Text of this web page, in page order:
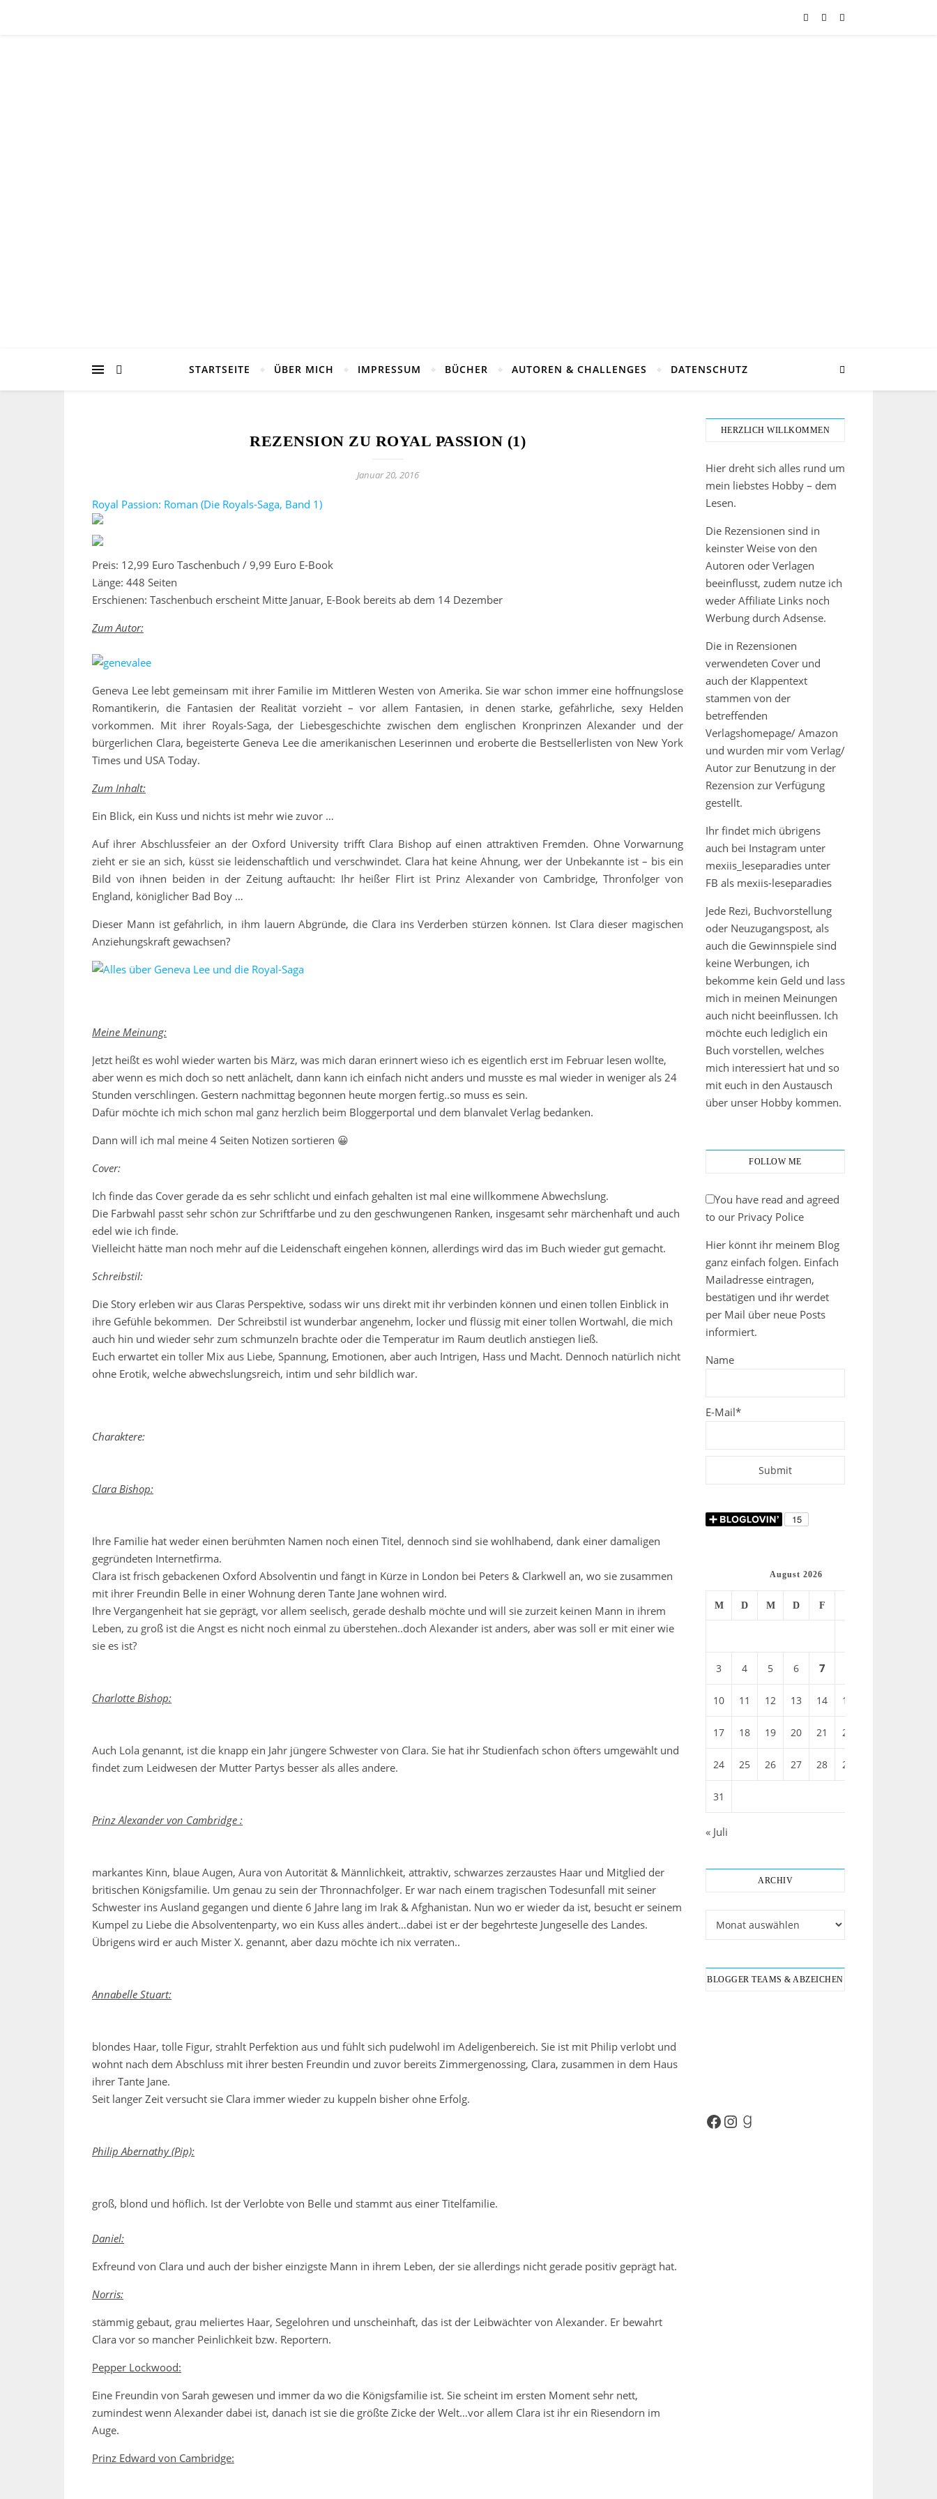
STARTSEITE ÜBER MICH IMPRESSUM BÜCHER AUTOREN & CHALLENGES DATENSCHUTZ
REZENSION ZU ROYAL PASSION (1)
Januar 20, 2016
Royal Passion: Roman (Die Royals-Saga, Band 1)
Preis: 12,99 Euro Taschenbuch / 9,99 Euro E-Book
Länge: 448 Seiten
Erschienen: Taschenbuch erscheint Mitte Januar, E-Book bereits ab dem 14 Dezember
Zum Autor:
Geneva Lee lebt gemeinsam mit ihrer Familie im Mittleren Westen von Amerika. Sie war schon immer eine hoffnungslose
Romantikerin, die Fantasien der Realität vorzieht – vor allem Fantasien, in denen starke, gefährliche, sexy Helden
vorkommen. Mit ihrer Royals-Saga, der Liebesgeschichte zwischen dem englischen Kronprinzen Alexander und der
bürgerlichen Clara, begeisterte Geneva Lee die amerikanischen Leserinnen und eroberte die Bestsellerlisten von New York
Times und USA Today.
Zum Inhalt:
Ein Blick, ein Kuss und nichts ist mehr wie zuvor …
Auf ihrer Abschlussfeier an der Oxford University trifft Clara Bishop auf einen attraktiven Fremden. Ohne Vorwarnung
zieht er sie an sich, küsst sie leidenschaftlich und verschwindet. Clara hat keine Ahnung, wer der Unbekannte ist – bis ein
Bild von ihnen beiden in der Zeitung auftaucht: Ihr heißer Flirt ist Prinz Alexander von Cambridge, Thronfolger von
England, königlicher Bad Boy …
Dieser Mann ist gefährlich, in ihm lauern Abgründe, die Clara ins Verderben stürzen können. Ist Clara dieser magischen
Anziehungskraft gewachsen?
Meine Meinung:
Jetzt heißt es wohl wieder warten bis März, was mich daran erinnert wieso ich es eigentlich erst im Februar lesen wollte,
aber wenn es mich doch so nett anlächelt, dann kann ich einfach nicht anders und musste es mal wieder in weniger als 24
Stunden verschlingen. Gestern nachmittag begonnen heute morgen fertig..so muss es sein.
Dafür möchte ich mich schon mal ganz herzlich beim Bloggerportal und dem blanvalet Verlag bedanken.
Dann will ich mal meine 4 Seiten Notizen sortieren 😀
Cover:
Ich finde das Cover gerade da es sehr schlicht und einfach gehalten ist mal eine willkommene Abwechslung.
Die Farbwahl passt sehr schön zur Schriftfarbe und zu den geschwungenen Ranken, insgesamt sehr märchenhaft und auch
edel wie ich finde.
Vielleicht hätte man noch mehr auf die Leidenschaft eingehen können, allerdings wird das im Buch wieder gut gemacht.
Schreibstil:
Die Story erleben wir aus Claras Perspektive, sodass wir uns direkt mit ihr verbinden können und einen tollen Einblick in
ihre Gefühle bekommen. Der Schreibstil ist wunderbar angenehm, locker und flüssig mit einer tollen Wortwahl, die mich
auch hin und wieder sehr zum schmunzeln brachte oder die Temperatur im Raum deutlich anstiegen ließ.
Euch erwartet ein toller Mix aus Liebe, Spannung, Emotionen, aber auch Intrigen, Hass und Macht. Dennoch natürlich nicht
ohne Erotik, welche abwechslungsreich, intim und sehr bildlich war.
Charaktere:
Clara Bishop:
Ihre Familie hat weder einen berühmten Namen noch einen Titel, dennoch sind sie wohlhabend, dank einer damaligen
gegründeten Internetfirma.
Clara ist frisch gebackenen Oxford Absolventin und fängt in Kürze in London bei Peters & Clarkwell an, wo sie zusammen
mit ihrer Freundin Belle in einer Wohnung deren Tante Jane wohnen wird.
Ihre Vergangenheit hat sie geprägt, vor allem seelisch, gerade deshalb möchte und will sie zurzeit keinen Mann in ihrem
Leben, zu groß ist die Angst es nicht noch einmal zu überstehen..doch Alexander ist anders, aber was soll er mit einer wie
sie es ist?
Charlotte Bishop:
Auch Lola genannt, ist die knapp ein Jahr jüngere Schwester von Clara. Sie hat ihr Studienfach schon öfters umgewählt und
findet zum Leidwesen der Mutter Partys besser als alles andere.
Prinz Alexander von Cambridge :
markantes Kinn, blaue Augen, Aura von Autorität & Männlichkeit, attraktiv, schwarzes zerzaustes Haar und Mitglied der
britischen Königsfamilie. Um genau zu sein der Thronnachfolger. Er war nach einem tragischen Todesunfall mit seiner
Schwester ins Ausland gegangen und diente 6 Jahre lang im Irak & Afghanistan. Nun wo er wieder da ist, besucht er seinem
Kumpel zu Liebe die Absolventenparty, wo ein Kuss alles ändert…dabei ist er der begehrteste Jungeselle des Landes.
Übrigens wird er auch Mister X. genannt, aber dazu möchte ich nix verraten..
Annabelle Stuart:
blondes Haar, tolle Figur, strahlt Perfektion aus und fühlt sich pudelwohl im Adeligenbereich. Sie ist mit Philip verlobt und
wohnt nach dem Abschluss mit ihrer besten Freundin und zuvor bereits Zimmergenossing, Clara, zusammen in dem Haus
ihrer Tante Jane.
Seit langer Zeit versucht sie Clara immer wieder zu kuppeln bisher ohne Erfolg.
Philip Abernathy (Pip):
groß, blond und höflich. Ist der Verlobte von Belle und stammt aus einer Titelfamilie.
Daniel:
Exfreund von Clara und auch der bisher einzigste Mann in ihrem Leben, der sie allerdings nicht gerade positiv geprägt hat.
Norris:
stämmig gebaut, grau meliertes Haar, Segelohren und unscheinhaft, das ist der Leibwächter von Alexander. Er bewahrt
Clara vor so mancher Peinlichkeit bzw. Reportern.
Pepper Lockwood:
Eine Freundin von Sarah gewesen und immer da wo die Königsfamilie ist. Sie scheint im ersten Moment sehr nett,
zumindest wenn Alexander dabei ist, danach ist sie die größte Zicke der Welt…vor allem Clara ist ihr ein Riesendorn im
Auge.
Prinz Edward von Cambridge:
HERZLICH WILLKOMMEN
Hier dreht sich alles rund um
mein liebstes Hobby – dem
Lesen.
Die Rezensionen sind in
keinster Weise von den
Autoren oder Verlagen
beeinflusst, zudem nutze ich
weder Affiliate Links noch
Werbung durch Adsense.
Die in Rezensionen
verwendeten Cover und
auch der Klappentext
stammen von der
betreffenden
Verlagshomepage/ Amazon
und wurden mir vom Verlag/
Autor zur Benutzung in der
Rezension zur Verfügung
gestellt.
Ihr findet mich übrigens
auch bei Instagram unter
mexiis_leseparadies unter
FB als mexiis-leseparadies
Jede Rezi, Buchvorstellung
oder Neuzugangspost, als
auch die Gewinnspiele sind
keine Werbungen, ich
bekomme kein Geld und lass
mich in meinen Meinungen
auch nicht beeinflussen. Ich
möchte euch lediglich ein
Buch vorstellen, welches
mich interessiert hat und so
mit euch in den Austausch
über unser Hobby kommen.
FOLLOW ME
You have read and agreed
to our Privacy Police
Hier könnt ihr meinem Blog
ganz einfach folgen. Einfach
Mailadresse eintragen,
bestätigen und ihr werdet
per Mail über neue Posts
informiert.
Name
E-Mail*
August 2026
M D M D F
3 4 5 6 7
10 11 12 13 14 15
17 18 19 20 21 22
24 25 26 27 28 29
31
« Juli
ARCHIV
BLOGGER TEAMS & ABZEICHEN
Facebook
Instagram
Goodreads